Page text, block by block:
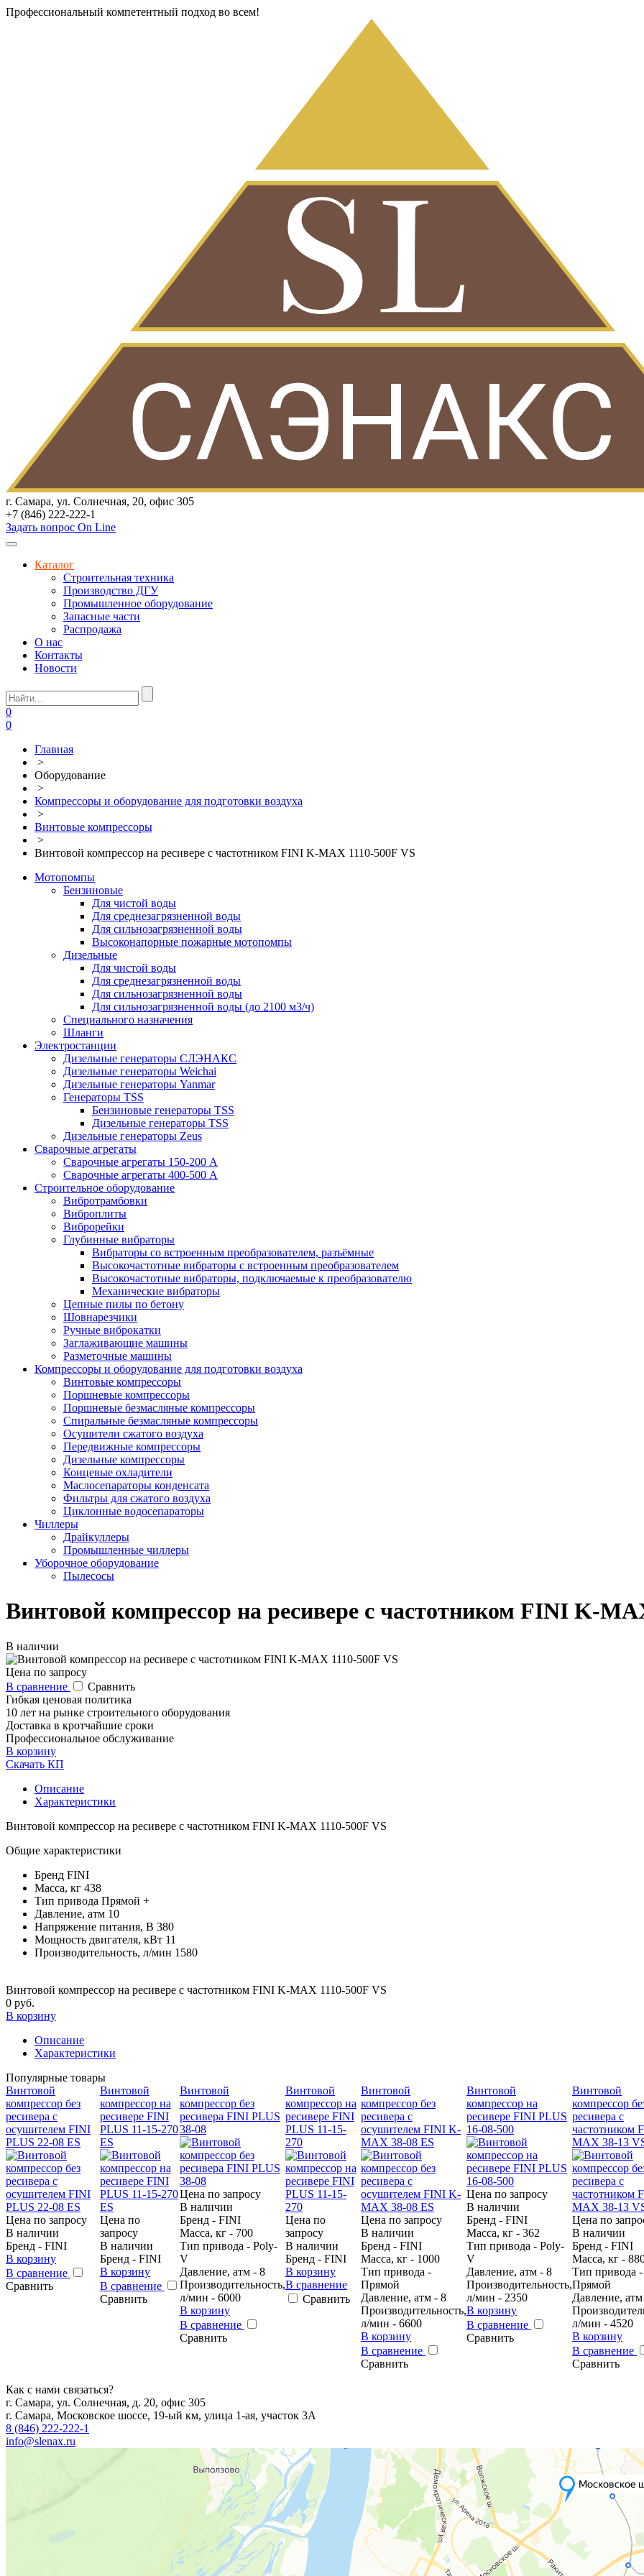
Профессиональный компетентный подход во всем!
г. Самара, ул. Солнечная, 20, офис 305
+7 (846) 222-222-1
Задать вопрос On Line
Каталог
Строительная техника
Производство ДГУ
Промышленное оборудование
Запасные части
Распродажа
О нас
Контакты
Новости
0
0
Главная
>
Оборудование
>
Компрессоры и оборудование для подготовки воздуха
>
Винтовые компрессоры
>
Винтовой компрессор на ресивере с частотником FINI K-MAX 1110-500F VS
Мотопомпы
Бензиновые
Для чистой воды
Для среднезагрязненной воды
Для сильнозагрязненной воды
Высоконапорные пожарные мотопомпы
Дизельные
Для чистой воды
Для среднезагрязненной воды
Для сильнозагрязненной воды
Для сильнозагрязненной воды (до 2100 м3/ч)
Специального назначения
Шланги
Электростанции
Дизельные генераторы СЛЭНАКС
Дизельные генераторы Weichai
Дизельные генераторы Yanmar
Генераторы TSS
Бензиновые генераторы TSS
Дизельные генераторы TSS
Дизельные генераторы Zeus
Сварочные агрегаты
Сварочные агрегаты 150-200 А
Сварочные агрегаты 400-500 А
Строительное оборудование
Вибротрамбовки
Виброплиты
Виброрейки
Глубинные вибраторы
Вибраторы со встроенным преобразователем, разъёмные
Высокочастотные вибраторы с встроенным преобразователем
Высокочастотные вибраторы, подключаемые к преобразователю
Механические вибраторы
Цепные пилы по бетону
Шовнарезчики
Ручные виброкатки
Заглаживающие машины
Разметочные машины
Компрессоры и оборудование для подготовки воздуха
Винтовые компрессоры
Поршневые компрессоры
Поршневые безмасляные компрессоры
Спиральные безмасляные компрессоры
Осушители сжатого воздуха
Передвижные компрессоры
Дизельные компрессоры
Концевые охладители
Маслосепараторы конденсата
Фильтры для сжатого воздуха
Циклонные водосепараторы
Чиллеры
Драйкуллеры
Промышленные чиллеры
Уборочное оборудование
Пылесосы
Винтовой компрессор на ресивере с частотником FINI K-
В наличии
Цена по запросу
В сравнение
Сравнить
Гибкая ценовая политика
10 лет на рынке строительного оборудования
Доставка в кротчайшие сроки
Профессиональное обслуживание
В корзину
Скачать КП
Описание
Характеристики
Винтовой компрессор на ресивере с частотником FINI K-MAX 1110-500F VS
Общие характеристики
Бренд FINI
Масса, кг 438
Тип привода Прямой +
Давление, атм 10
Напряжение питания, В 380
Мощность двигателя, кВт 11
Производительность, л/мин 1580
Винтовой компрессор на ресивере с частотником FINI K-MAX 1110-500F VS
0 руб.
В корзину
Описание
Характеристики
Популярные товары
Винтовой
компрессор без
ресивера с
осушителем FINI
PLUS 22-08 ES
Цена по запросу
В наличии
Бренд - FINI
В корзину
В сравнение
Сравнить
Винтовой
компрессор на
ресивере FINI
PLUS 11-15-270
ES
Цена по
запросу
В наличии
Бренд - FINI
В корзину
В сравнение
Сравнить
Винтовой
компрессор без
ресивера FINI PLUS
38-08
Цена по запросу
В наличии
Бренд - FINI
Масса, кг - 700
Тип привода - Poly-
V
Давление, атм - 8
Производительность,
л/мин - 6000
В корзину
В сравнение
Сравнить
Винтовой
компрессор на
ресивере FINI
PLUS 11-15-
270
Цена по
запросу
В наличии
Бренд - FINI
В корзину
В сравнение
Сравнить
Винтовой
компрессор без
ресивера с
осушителем FINI K-
MAX 38-08 ES
Цена по запросу
В наличии
Бренд - FINI
Масса, кг - 1000
Тип привода -
Прямой
Давление, атм - 8
Производительность,
л/мин - 6600
В корзину
В сравнение
Сравнить
Винтовой
компрессор на
ресивере FINI PLUS
16-08-500
Цена по запросу
В наличии
Бренд - FINI
Масса, кг - 362
Тип привода - Poly-
V
Давление, атм - 8
Производительность,
л/мин - 2350
В корзину
В сравнение
Сравнить
Винтовой
компрессор
ресивера с
частотником
MAX 38-13
Цена по
В наличии
Бренд - FINI
Масса, кг -
Тип привода -
Прямой
Давление,
л/мин - 4520
В корзину
В сравнение
Сравнить
Как с нами связаться?
г. Самара, ул. Солнечная, д. 20, офис 305
г. Самара, Московское шоссе, 19-ый км, улица 1-ая, участок 3А
8 (846) 222-222-1
info@slenax.ru